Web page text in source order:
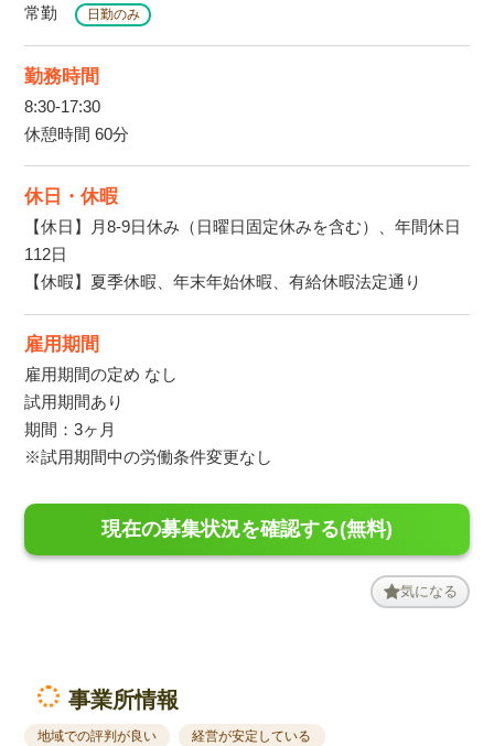
常勤 日勤のみ
勤務時間
8:30-17:30
休憩時間 60分
休日・休暇
【休日】月8-9日休み（日曜日固定休みを含む）、年間休日
112日
【休暇】夏季休暇、年末年始休暇、有給休暇法定通り
雇用期間
雇用期間の定め なし
試用期間あり
期間：3ヶ月
※試用期間中の労働条件変更なし
現在の募集状況を確認する(無料)
気になる
事業所情報
地域での評判が良い 経営が安定している